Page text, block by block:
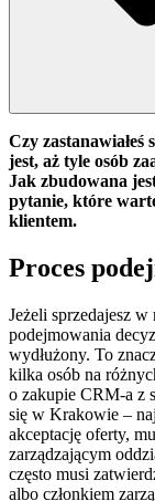
Czy
jest, aż tyle osób
Jak zbudowana
pytanie, które
klientem.
Proces
Jeżeli sprzedajesz
podejmowania
wydłużony. To
kilka osób na
o zakupie CRM-a z
się w Krakowie –
akceptację oferty,
zarządzającym
często musi
albo członkiem